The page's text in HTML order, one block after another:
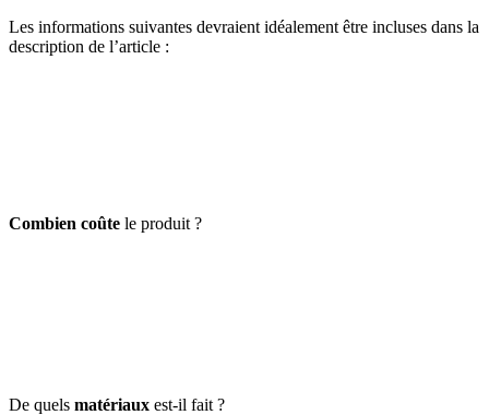
Les informations suivantes devraient idéalement être incluses dans la
description de l’article :
Combien coûte le produit ?
De quels matériaux est-il fait ?